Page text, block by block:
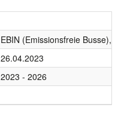
EBIN (Emissionsfreie Busse),
26.04.2023
2023 - 2026